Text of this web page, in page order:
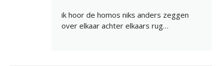
ik hoor de homos niks anders zeggen
over elkaar achter elkaars rug…